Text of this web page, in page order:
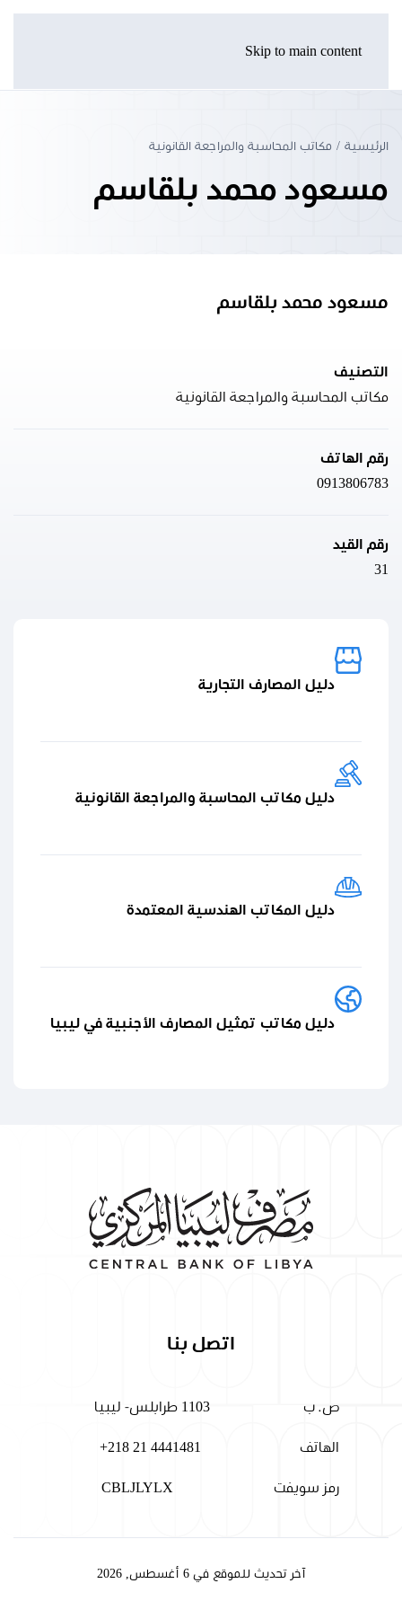
Skip to main content
الرئيسية مكاتب المحاسبة والمراجعة القانونية
مسعود محمد بلقاسم
مسعود محمد بلقاسم
التصنيف
مكاتب المحاسبة والمراجعة القانونية
رقم الهاتف
0913806783
رقم القيد
31
دليل المصارف التجارية
دليل مكاتب المحاسبة والمراجعة القانونية
دليل المكاتب الهندسية المعتمدة
دليل مكاتب تمثيل المصارف الأجنبية في ليبيا
اتصل بنا
ص. ب 1103 طرابلس- ليبيا
الهاتف +218 21 4441481
رمز سويفت CBLJLYLX
آخر تحديث للموقع في 6 أغسطس, 2026